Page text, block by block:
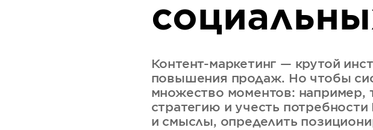
Контент-маркетинг — крутой
повышения продаж. Но чтобы
множество моментов: например,
стратегию и учесть
и смыслы, определить